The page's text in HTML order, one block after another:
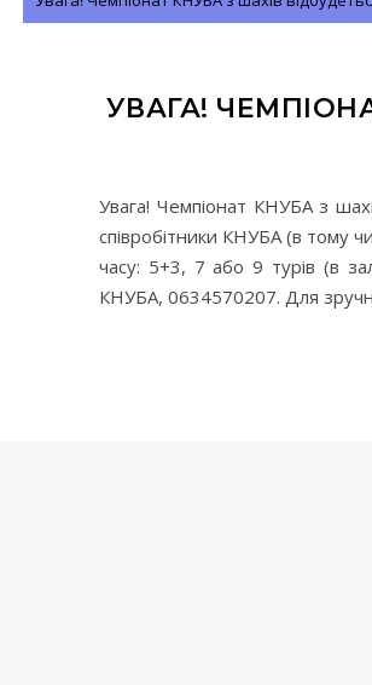
УВАГА!
Увага! Чемпіонат КНУБА з
співробітники КНУБА (в тому
часу: 5+3, 7 або 9 турів (в
КНУБА, 0634570207. Для